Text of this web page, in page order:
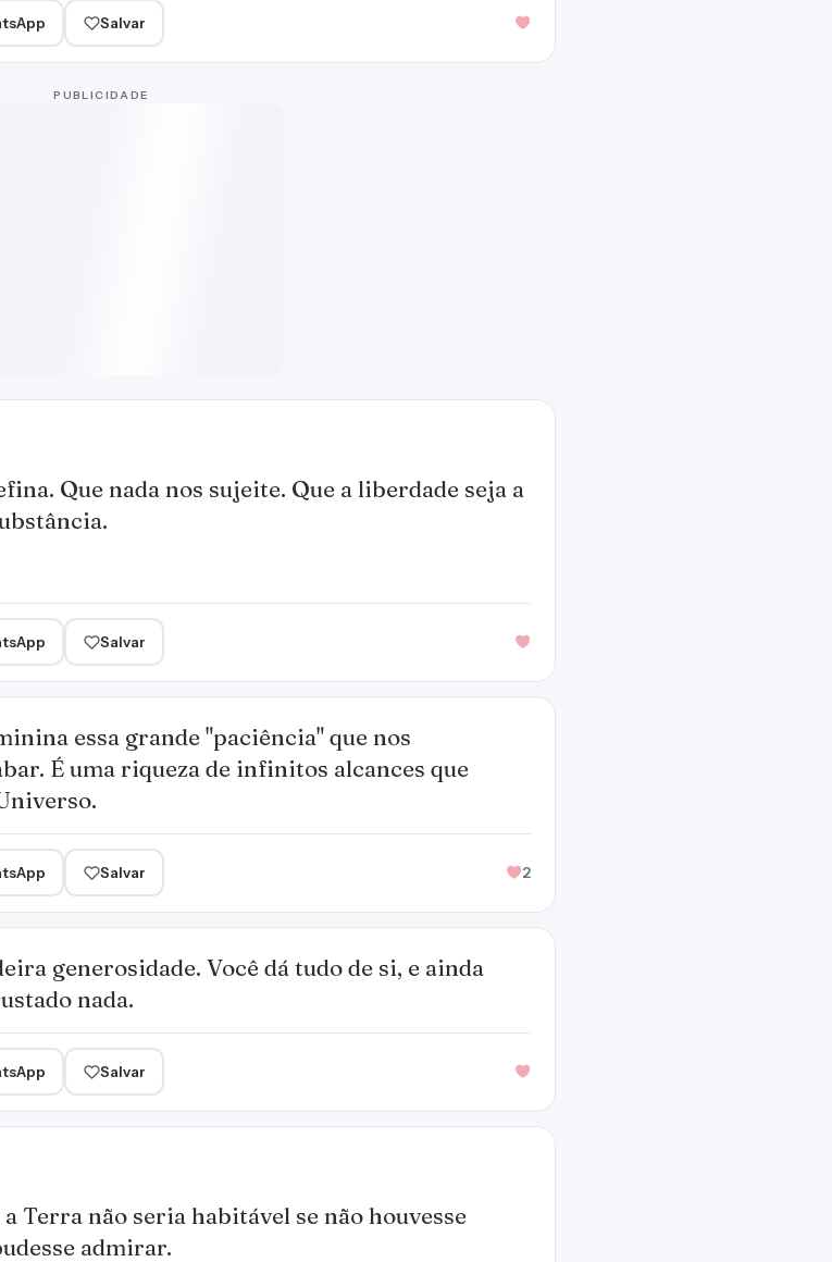
Salvar
PUBLICIDADE
Que nada nos sujeite. Que a liberdade seja a
Salvar
essa grande "paciência" que nos
É uma riqueza de infinitos alcances que
Salvar 2
generosidade. Você dá tudo de si, e ainda
nada.
Salvar
Terra não seria habitável se não houvesse
admirar.